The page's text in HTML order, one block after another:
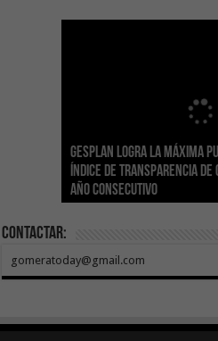
Gesplan logra la máxima
Índice de Transparencia
año consecutivo
El Gobierno canario
POSEICAN-Pesca al sector
tras aumentar las cuantías
Transición Ecológica
adhesión a la Red de
Canarias
Visocan incorpora 170
vivienda protegida en
asequible de Tenerife
Sanidad refuerza la
los centros de salud con
ecografía clínica
El Gobierno de Canarias
Sal Marina Agrocanarias
Contactar:
gomeratoday@gmail.com